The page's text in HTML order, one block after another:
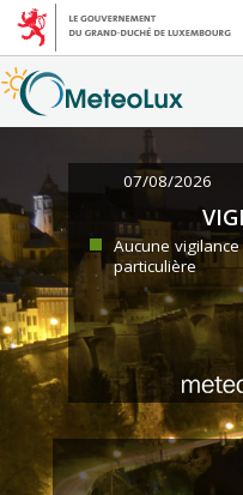
07/08/2026
Aucune vigilance
particulière